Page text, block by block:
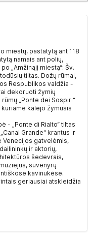
miestų, pastatytą ant 118
namais ant polių,
„Amžinąjį miestą“: Šv.
tiltas. Dožų rūmai,
Respublikos valdžia -
dekoruoti žymių
„Ponte dei Sospiri“
kalėjo žymusis
- „Ponte di Rialto“ tiltas
Grande“ krantus ir
Venecijos gatvelėmis,
ir aktorių,
šedevrais,
suvenyrų
kavinukėse.
geriausiai atskleidžia